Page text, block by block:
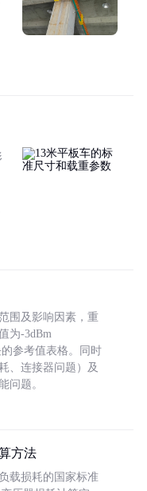
围及影响因素，重
为-3dBm
参考值表格。同时
、连接器问题）及
问题。
方法
载损耗的国家标准